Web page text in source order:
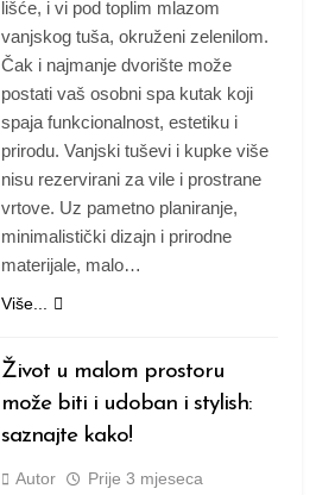
lišće, i vi pod toplim mlazom
vanjskog tuša, okruženi zelenilom.
Čak i najmanje dvorište može
postati vaš osobni spa kutak koji
spaja funkcionalnost, estetiku i
prirodu. Vanjski tuševi i kupke više
nisu rezervirani za vile i prostrane
vrtove. Uz pametno planiranje,
minimalistički dizajn i prirodne
materijale, malo…
Više...
Život u malom prostoru
može biti i udoban i stylish:
saznajte kako!
Autor Prije 3 mjeseca